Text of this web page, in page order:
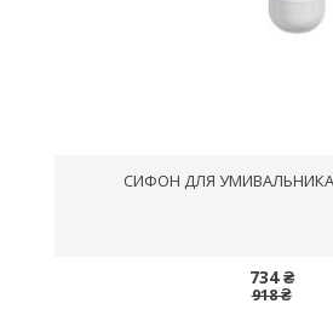
СИФОН ДЛЯ
734 ₴
918 ₴